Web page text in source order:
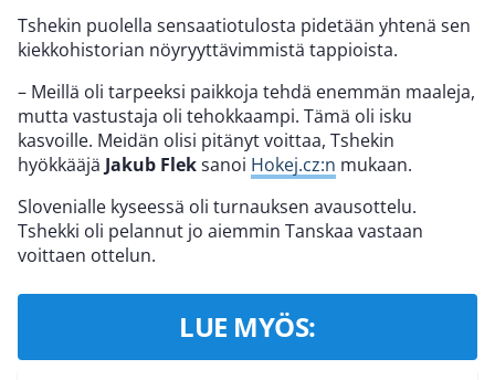
Tshekin puolella sensaatiotulosta pidetään yhtenä sen
kiekkohistorian nöyryyttävimmistä tappioista.
– Meillä oli tarpeeksi paikkoja tehdä enemmän maaleja,
mutta vastustaja oli tehokkaampi. Tämä oli isku
kasvoille. Meidän olisi pitänyt voittaa, Tshekin
hyökkääjä Jakub Fleksanoi Hokej.cz:n mukaan.
Slovenialle kyseessä oli turnauksen avausottelu.
Tshekki oli pelannut jo aiemmin Tanskaa vastaan
voittaen ottelun.
LUE MYÖS: